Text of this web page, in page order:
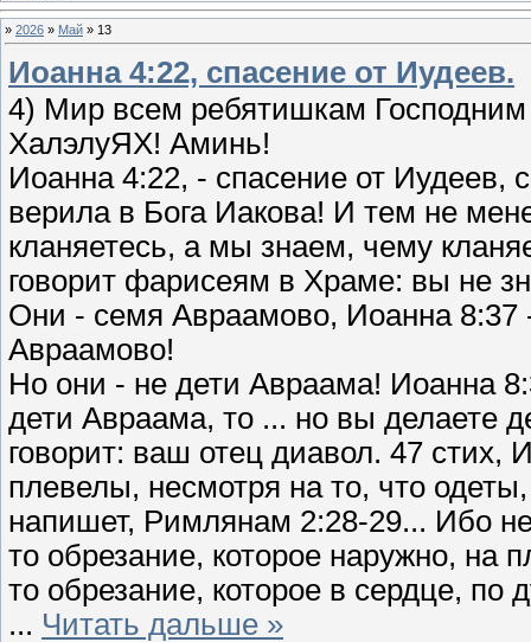
» 2026 » Май » 13
Иоанна 4:22, спасение от Иудеев.
4) Мир всем ребятишкам
ХалэлуЯХ! Аминь!
Иоанна 4:22, - спасение от Иудеев,
верила в Бога Иакова! И тем не
кланяетесь, а мы знаем, чему
говорит фарисеям в Храме: вы не
Они - семя Авраамово, Иоанна 8:37
Авраамово!
Но они - не дети Авраама! Иоанна
дети Авраама, то ... но вы делаете
говорит: ваш отец диавол. 47 стих,
плевелы, несмотря на то, что
напишет, Римлянам 2:28-29... Ибо
то обрезание, которое наружно, на
то обрезание, которое в сердце, по
... Читать дальше »